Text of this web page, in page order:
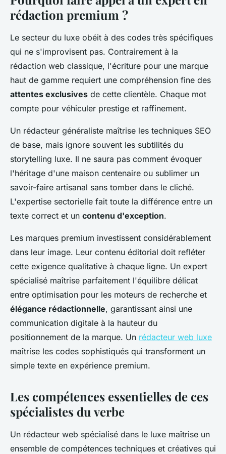
rédaction premium ?
Le secteur du luxe obéit à des codes très spécifiques
qui ne s'improvisent pas. Contrairement à la
rédaction web classique, l'écriture pour une marque
haut de gamme requiert une compréhension fine des
attentes exclusives de cette clientèle. Chaque mot
compte pour véhiculer prestige et raffinement.
Un rédacteur généraliste maîtrise les techniques SEO
de base, mais ignore souvent les subtilités du
storytelling luxe. Il ne saura pas comment évoquer
l'héritage d'une maison centenaire ou sublimer un
savoir-faire artisanal sans tomber dans le cliché.
L'expertise sectorielle fait toute la différence entre un
texte correct et un contenu d'exception.
Les marques premium investissent considérablement
dans leur image. Leur contenu éditorial doit refléter
cette exigence qualitative à chaque ligne. Un expert
spécialisé maîtrise parfaitement l'équilibre délicat
entre optimisation pour les moteurs de recherche et
élégance rédactionnelle, garantissant ainsi une
communication digitale à la hauteur du
positionnement de la marque. Un rédacteur web luxe
maîtrise les codes sophistiqués qui transforment un
simple texte en expérience premium.
Les compétences essentielles de ces
spécialistes du verbe
Un rédacteur web spécialisé dans le luxe maîtrise un
ensemble de compétences techniques et créatives qui